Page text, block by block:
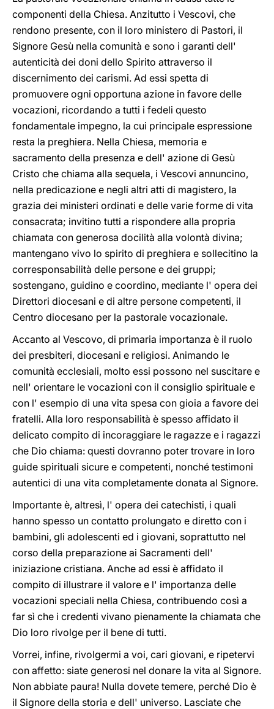
componenti della Chiesa. Anzitutto i Vescovi, che
rendono presente, con il loro ministero di Pastori, il
Signore Gesù nella comunità e sono i garanti dell'
autenticità dei doni dello Spirito attraverso il
discernimento dei carismi. Ad essi spetta di
promuovere ogni opportuna azione in favore delle
vocazioni, ricordando a tutti i fedeli questo
fondamentale impegno, la cui principale espressione
resta la preghiera. Nella Chiesa, memoria e
sacramento della presenza e dell' azione di Gesù
Cristo che chiama alla sequela, i Vescovi annuncino,
nella predicazione e negli altri atti di magistero, la
grazia dei ministeri ordinati e delle varie forme di vita
consacrata; invitino tutti a rispondere alla propria
chiamata con generosa docilità alla volontà divina;
mantengano vivo lo spirito di preghiera e sollecitino la
corresponsabilità delle persone e dei gruppi;
sostengano, guidino e coordino, mediante l' opera dei
Direttori diocesani e di altre persone competenti, il
Centro diocesano per la pastorale vocazionale.
Accanto al Vescovo, di primaria importanza è il ruolo
dei presbiteri, diocesani e religiosi. Animando le
comunità ecclesiali, molto essi possono nel suscitare e
nell' orientare le vocazioni con il consiglio spirituale e
con l' esempio di una vita spesa con gioia a favore dei
fratelli. Alla loro responsabilità è spesso affidato il
delicato compito di incoraggiare le ragazze e i ragazzi
che Dio chiama: questi dovranno poter trovare in loro
guide spirituali sicure e competenti, nonché testimoni
autentici di una vita completamente donata al Signore.
Importante è, altresì, l' opera dei catechisti, i quali
hanno spesso un contatto prolungato e diretto con i
bambini, gli adolescenti ed i giovani, soprattutto nel
corso della preparazione ai Sacramenti dell'
iniziazione cristiana. Anche ad essi è affidato il
compito di illustrare il valore e l' importanza delle
vocazioni speciali nella Chiesa, contribuendo così a
far sì che i credenti vivano pienamente la chiamata che
Dio loro rivolge per il bene di tutti.
Vorrei, infine, rivolgermi a voi, cari giovani, e ripetervi
con affetto: siate generosi nel donare la vita al Signore.
Non abbiate paura! Nulla dovete temere, perché Dio è
il Signore della storia e dell' universo. Lasciate che